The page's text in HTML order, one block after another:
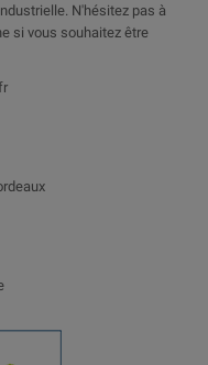
N'hésitez pas à
si vous souhaitez être